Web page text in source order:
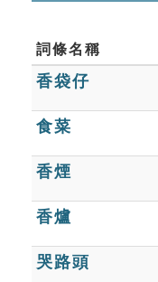
單字索引
生命大百科索引
遊戲專區
教學應用
貓頭鷹博士
詞條名稱
香袋仔
食菜
香煙
香爐
哭路頭